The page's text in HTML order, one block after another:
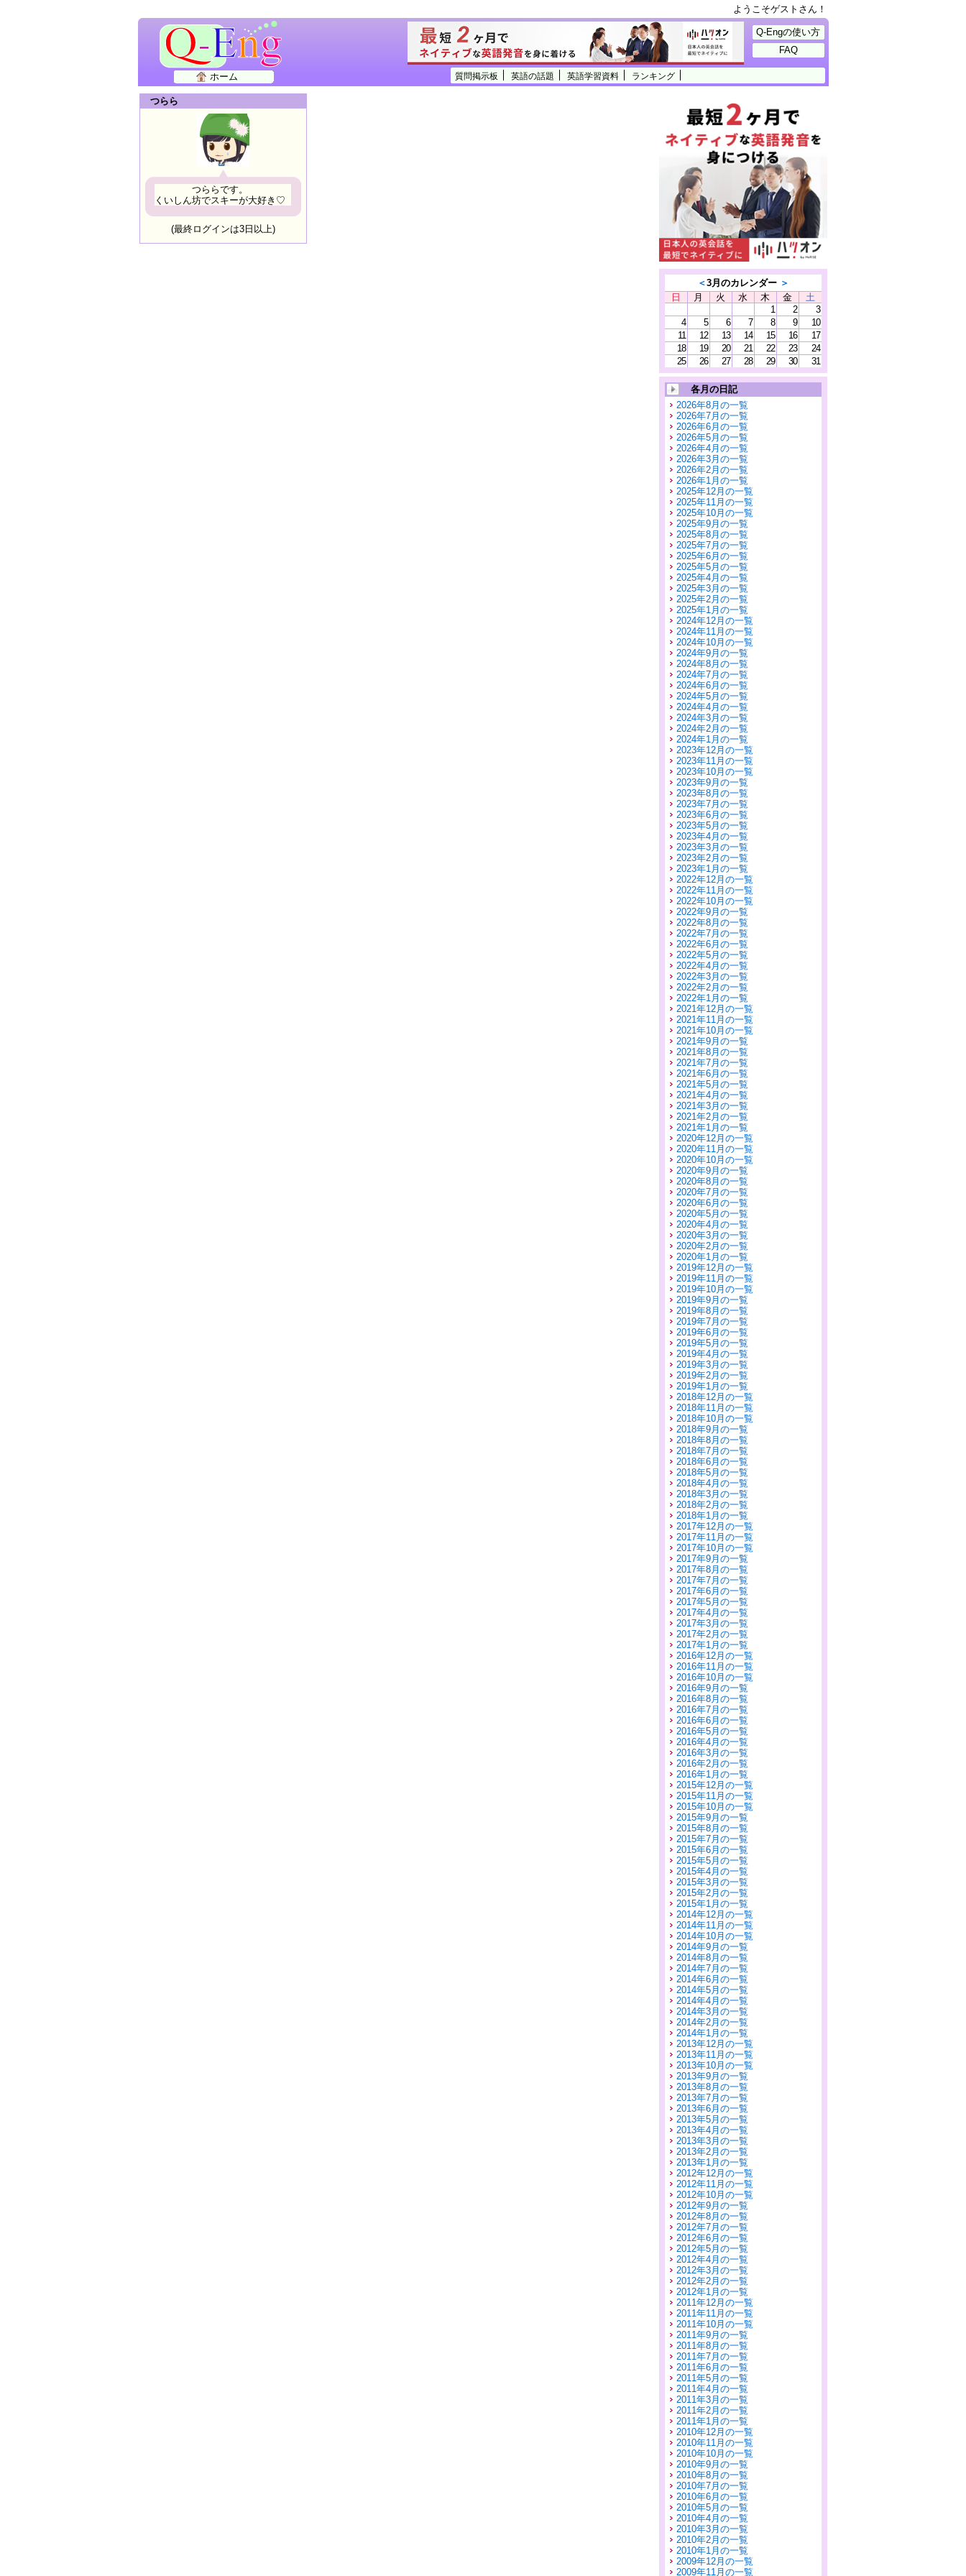
ようこそゲストさん！
質問掲示板 英語の話題 英語学習資料 ランキング
ホーム
Q-Engの使い方
FAQ
つらら
つららです。
くいしん坊でスキーが大好き♡
(最終ログインは3日以上)
＜3月のカレンダー ＞
日
月 火 水 木 金
土
1
2
3
4
5 6 7 8 9
10
11
12 13 14 15 16
17
18
19 20 21 22 23
24
25
26 27 28 29 30 31
各月の日記
2026年8月の一覧
2026年7月の一覧
2026年6月の一覧
2026年5月の一覧
2026年4月の一覧
2026年3月の一覧
2026年2月の一覧
2026年1月の一覧
2025年12月の一覧
2025年11月の一覧
2025年10月の一覧
2025年9月の一覧
2025年8月の一覧
2025年7月の一覧
2025年6月の一覧
2025年5月の一覧
2025年4月の一覧
2025年3月の一覧
2025年2月の一覧
2025年1月の一覧
2024年12月の一覧
2024年11月の一覧
2024年10月の一覧
2024年9月の一覧
2024年8月の一覧
2024年7月の一覧
2024年6月の一覧
2024年5月の一覧
2024年4月の一覧
2024年3月の一覧
2024年2月の一覧
2024年1月の一覧
2023年12月の一覧
2023年11月の一覧
2023年10月の一覧
2023年9月の一覧
2023年8月の一覧
2023年7月の一覧
2023年6月の一覧
2023年5月の一覧
2023年4月の一覧
2023年3月の一覧
2023年2月の一覧
2023年1月の一覧
2022年12月の一覧
2022年11月の一覧
2022年10月の一覧
2022年9月の一覧
2022年8月の一覧
2022年7月の一覧
2022年6月の一覧
2022年5月の一覧
2022年4月の一覧
2022年3月の一覧
2022年2月の一覧
2022年1月の一覧
2021年12月の一覧
2021年11月の一覧
2021年10月の一覧
2021年9月の一覧
2021年8月の一覧
2021年7月の一覧
2021年6月の一覧
2021年5月の一覧
2021年4月の一覧
2021年3月の一覧
2021年2月の一覧
2021年1月の一覧
2020年12月の一覧
2020年11月の一覧
2020年10月の一覧
2020年9月の一覧
2020年8月の一覧
2020年7月の一覧
2020年6月の一覧
2020年5月の一覧
2020年4月の一覧
2020年3月の一覧
2020年2月の一覧
2020年1月の一覧
2019年12月の一覧
2019年11月の一覧
2019年10月の一覧
2019年9月の一覧
2019年8月の一覧
2019年7月の一覧
2019年6月の一覧
2019年5月の一覧
2019年4月の一覧
2019年3月の一覧
2019年2月の一覧
2019年1月の一覧
2018年12月の一覧
2018年11月の一覧
2018年10月の一覧
2018年9月の一覧
2018年8月の一覧
2018年7月の一覧
2018年6月の一覧
2018年5月の一覧
2018年4月の一覧
2018年3月の一覧
2018年2月の一覧
2018年1月の一覧
2017年12月の一覧
2017年11月の一覧
2017年10月の一覧
2017年9月の一覧
2017年8月の一覧
2017年7月の一覧
2017年6月の一覧
2017年5月の一覧
2017年4月の一覧
2017年3月の一覧
2017年2月の一覧
2017年1月の一覧
2016年12月の一覧
2016年11月の一覧
2016年10月の一覧
2016年9月の一覧
2016年8月の一覧
2016年7月の一覧
2016年6月の一覧
2016年5月の一覧
2016年4月の一覧
2016年3月の一覧
2016年2月の一覧
2016年1月の一覧
2015年12月の一覧
2015年11月の一覧
2015年10月の一覧
2015年9月の一覧
2015年8月の一覧
2015年7月の一覧
2015年6月の一覧
2015年5月の一覧
2015年4月の一覧
2015年3月の一覧
2015年2月の一覧
2015年1月の一覧
2014年12月の一覧
2014年11月の一覧
2014年10月の一覧
2014年9月の一覧
2014年8月の一覧
2014年7月の一覧
2014年6月の一覧
2014年5月の一覧
2014年4月の一覧
2014年3月の一覧
2014年2月の一覧
2014年1月の一覧
2013年12月の一覧
2013年11月の一覧
2013年10月の一覧
2013年9月の一覧
2013年8月の一覧
2013年7月の一覧
2013年6月の一覧
2013年5月の一覧
2013年4月の一覧
2013年3月の一覧
2013年2月の一覧
2013年1月の一覧
2012年12月の一覧
2012年11月の一覧
2012年10月の一覧
2012年9月の一覧
2012年8月の一覧
2012年7月の一覧
2012年6月の一覧
2012年5月の一覧
2012年4月の一覧
2012年3月の一覧
2012年2月の一覧
2012年1月の一覧
2011年12月の一覧
2011年11月の一覧
2011年10月の一覧
2011年9月の一覧
2011年8月の一覧
2011年7月の一覧
2011年6月の一覧
2011年5月の一覧
2011年4月の一覧
2011年3月の一覧
2011年2月の一覧
2011年1月の一覧
2010年12月の一覧
2010年11月の一覧
2010年10月の一覧
2010年9月の一覧
2010年8月の一覧
2010年7月の一覧
2010年6月の一覧
2010年5月の一覧
2010年4月の一覧
2010年3月の一覧
2010年2月の一覧
2010年1月の一覧
2009年12月の一覧
2009年11月の一覧